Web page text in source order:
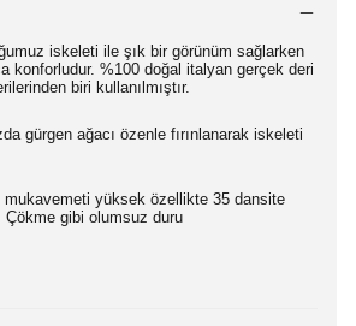
iskeleti ile şık bir görünüm sağlarken
konforludur. %100 doğal italyan gerçek deri
biri kullanılmıştır.
gürgen ağacı özenle fırınlanarak iskeleti
yüksek özellikte 35 dansite
Çökme gibi olumsuz duru